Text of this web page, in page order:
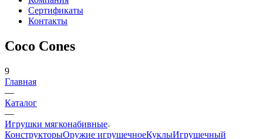
Сертификаты
Контакты
Coco Cones
9
Главная
—
Каталог
—
Игрушки мягконабивные
КонструкторыОружие игрушечноеКуклыИгрушечный